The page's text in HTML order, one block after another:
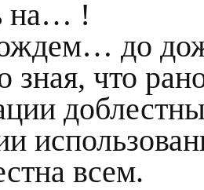
на… !
до
зная, что
всем.